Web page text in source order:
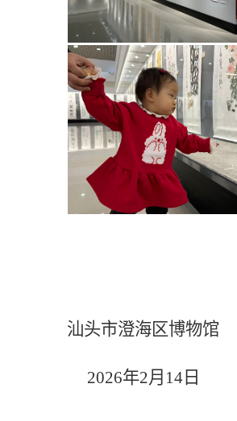
汕头市澄海区博物馆
2026年2月 14日